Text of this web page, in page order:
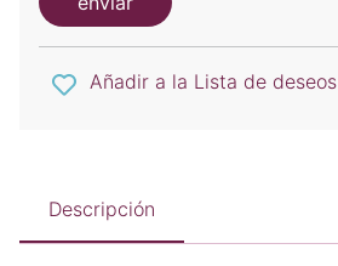
Añadir a la Lista de deseos
Descripción